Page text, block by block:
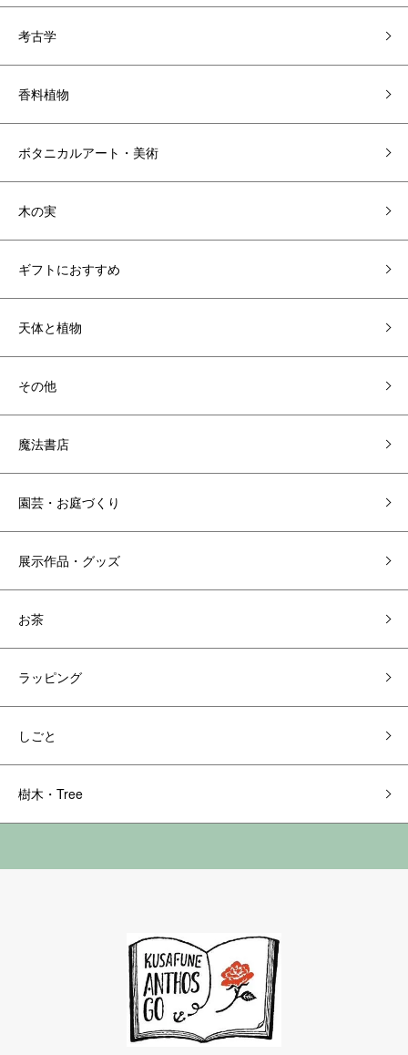
考古学
香料植物
ボタニカルアート・美術
木の実
ギフトにおすすめ
天体と植物
その他
魔法書店
園芸・お庭づくり
展示作品・グッズ
お茶
ラッピング
しごと
樹木・Tree